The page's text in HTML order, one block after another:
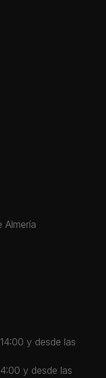
Almería
y desde las
y desde las